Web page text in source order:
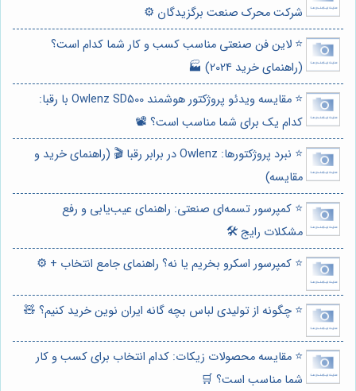
شرکت محرک صنعت برگزیدگان ⚙️
⭐️ لاین فن صنعتی مناسب کسب و کار شما کدام است؟
(راهنمای خرید 2024) 🏭
⭐️ مقایسه ویدئو پروژکتور هوشمند Owlenz SD500 با رقبا:
کدام یک برای شما مناسب است؟ 📽️
⭐️ نبرد پروژکتورها: Owlenz در برابر رقبا 🎬 (راهنمای خرید و
مقایسه)
⭐️ کمپرسور تسمه‌ای صنعتی: راهنمای عیب‌یابی و رفع
مشکلات رایج 🛠️
⭐️ کمپرسور اسکرو بخریم یا نه؟ راهنمای جامع انتخاب + ⚙️
⭐️ چگونه از تولیدی لباس بچه گانه ایران نوین خرید کنیم؟ 🧸
⭐️ مقایسه محصولات زیکات: کدام انتخاب برای کسب و کار
شما مناسب است؟ 🛒